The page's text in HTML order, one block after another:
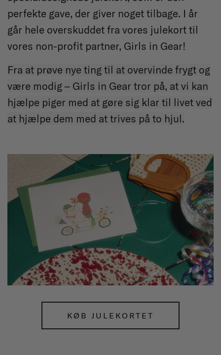
perfekte gave, der giver noget tilbage. I år
går hele overskuddet fra vores julekort til
vores non-profit partner, Girls in Gear!
Fra at prøve nye ting til at overvinde frygt og
være modig – Girls in Gear tror på, at vi kan
hjælpe piger med at gøre sig klar til livet ved
at hjælpe dem med at trives på to hjul.
KØB JULEKORTET